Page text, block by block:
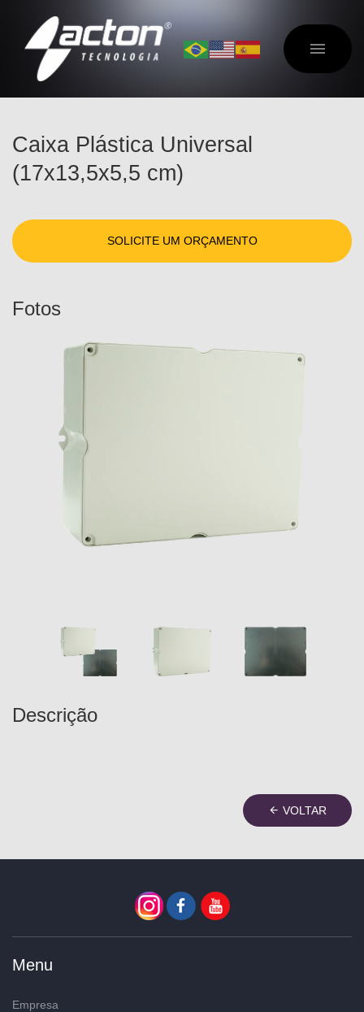
Caixa Plástica Universal
(17x13,5x5,5 cm)
SOLICITE UM ORÇAMENTO
Fotos
Descrição
VOLTAR
Menu
Empresa